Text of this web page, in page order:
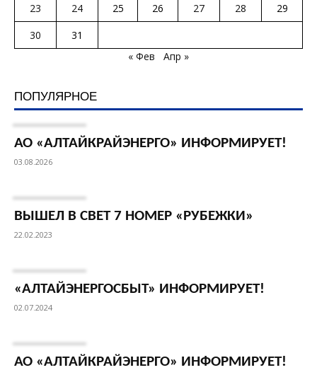
23
24 25 26 27 28
29
30
31
« Фев
Апр »
ПОПУЛЯРНОЕ
АО «АЛТАЙКРАЙЭНЕРГО» ИНФОРМИРУЕТ!
03.08.2026
ВЫШЕЛ В СВЕТ 7 НОМЕР «РУБЕЖКИ»
22.02.2023
«АЛТАЙЭНЕРГОСБЫТ» ИНФОРМИРУЕТ!
02.07.2024
АО «АЛТАЙКРАЙЭНЕРГО» ИНФОРМИРУЕТ!